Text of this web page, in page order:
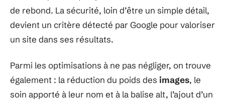
de rebond. La sécurité, loin d’être un simple détail,
devient un critère détecté par Google pour valoriser
un site dans ses résultats.
Parmi les optimisations à ne pas négliger, on trouve
également : la réduction du poids des images, le
soin apporté à leur nom et à la balise alt, l’ajout d’un